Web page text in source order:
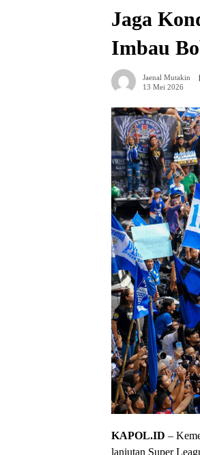
Jaga
Imbau
Jaenal Mutakin
13 Mei 2026
KAPOL.ID –
lanjutan Super